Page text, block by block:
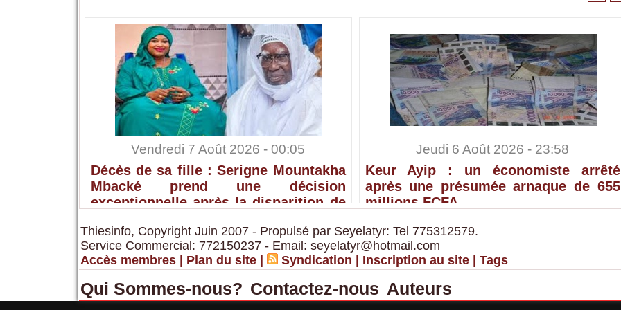
Vendredi 7 Août 2026 - 00:05
Décès de sa fille : Serigne Mountakha
Mbacké prend une décision
exceptionnelle après la disparition de
Jeudi 6 Août 2026 - 23:58
Keur Ayip : un économiste arrêté
après une présumée arnaque de 655
millions FCFA
Thiesinfo, Copyright Juin 2007 - Propulsé par Seyelatyr: Tel 775312579.
Service Commercial: 772150237 - Email: seyelatyr@hotmail.com
Accès membres | Plan du site | Syndication | Inscription au site | Tags
Qui Sommes-nous? Contactez-nous Auteurs